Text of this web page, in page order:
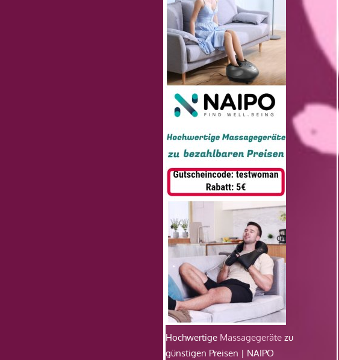
Hochwertige Massagegeräte zu
günstigen Preisen | NAIPO